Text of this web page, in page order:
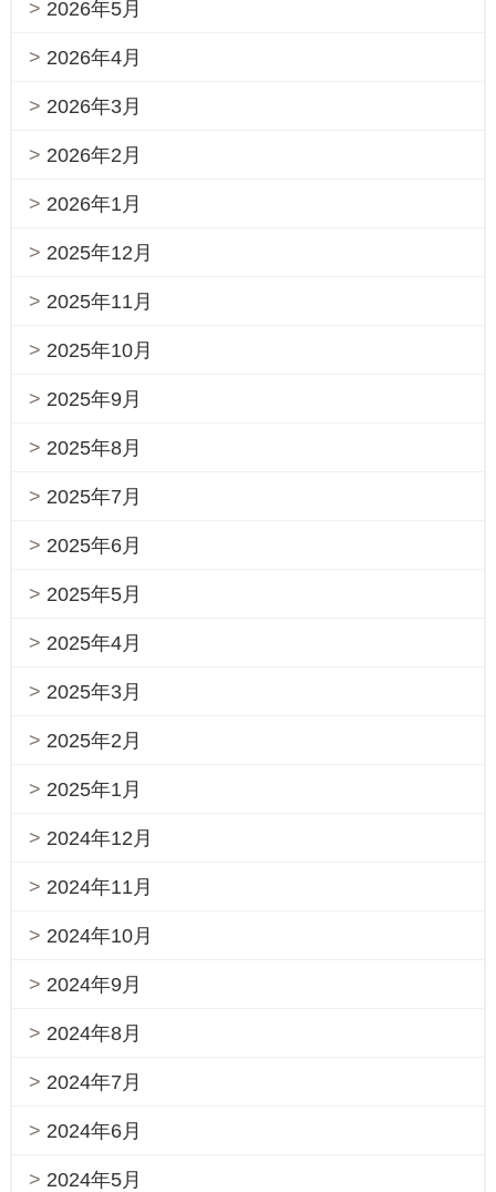
2026年5月
2026年4月
2026年3月
2026年2月
2026年1月
2025年12月
2025年11月
2025年10月
2025年9月
2025年8月
2025年7月
2025年6月
2025年5月
2025年4月
2025年3月
2025年2月
2025年1月
2024年12月
2024年11月
2024年10月
2024年9月
2024年8月
2024年7月
2024年6月
2024年5月